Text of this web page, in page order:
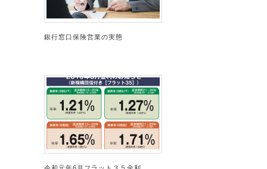
銀行窓口保険営業の実態